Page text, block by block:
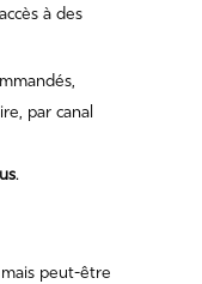
à des
par canal
.
peut-être